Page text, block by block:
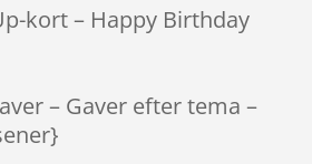
kort – Happy Birthday
– Gaver efter tema –